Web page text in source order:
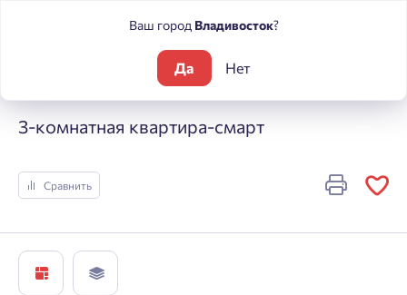
МЫ
3-комнатная квартира-смарт
Сравнить
Ваш город Владивосток?
Да Нет